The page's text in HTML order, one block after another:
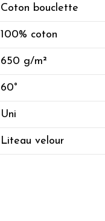
Coton bouclette
100% coton
650 g/m²
60°
Uni
Liteau velour